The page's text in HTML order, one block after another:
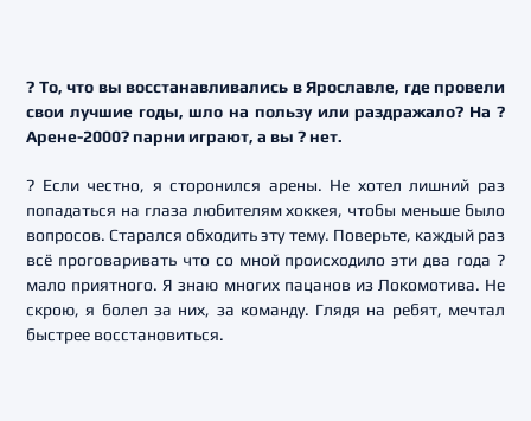
? То, что вы восстанавливались в Ярославле, где провели
свои лучшие годы, шло на пользу или раздражало? На ?
Арене-2000? парни играют, а вы ? нет.
? Если честно, я сторонился арены. Не хотел лишний раз
попадаться на глаза любителям хоккея, чтобы меньше было
вопросов. Старался обходить эту тему. Поверьте, каждый раз
всё проговаривать что со мной происходило эти два года ?
мало приятного. Я знаю многих пацанов из Локомотива. Не
скрою, я болел за них, за команду. Глядя на ребят, мечтал
быстрее восстановиться.